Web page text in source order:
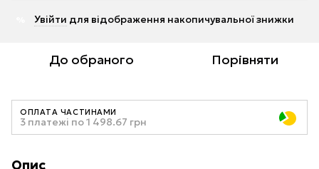
Увійти для відображення накопичувальної знижки
До обраного Порівняти
ОПЛАТА ЧАСТИНАМИ
3 платежі по 1 498.67 грн
Опис